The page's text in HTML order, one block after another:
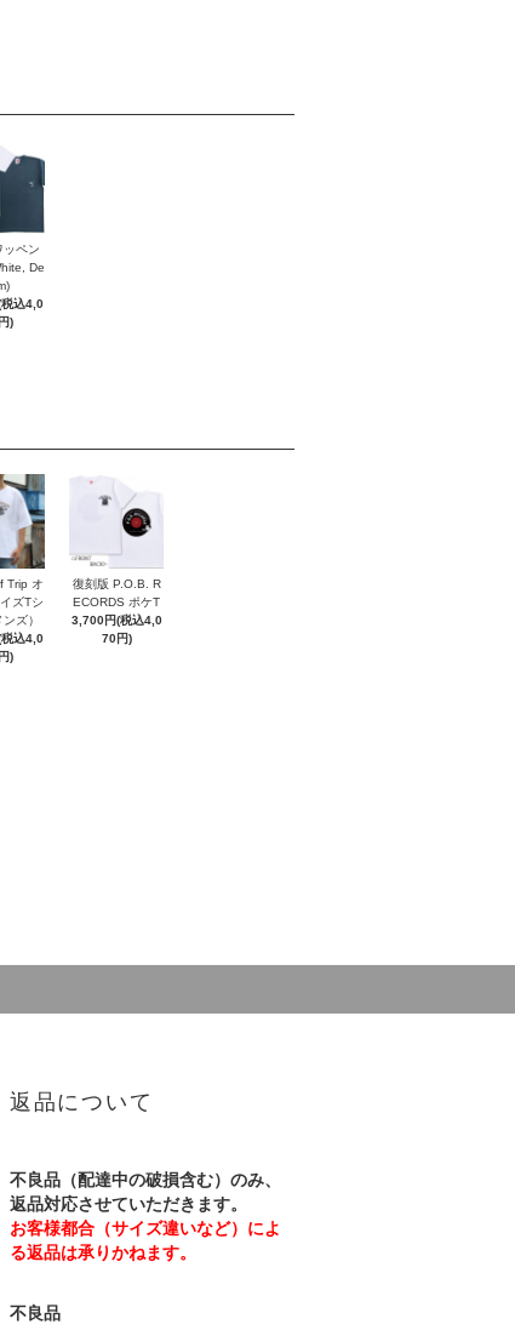
ッペン
De
込4,0
)
Trip オ
ズTシ
ズ）
込4,0
)
復刻版 P.O.B. R
ECORDS ポケT
3,700円(税込4,0
70円)
返品について
不良品（配達中の破損含む）のみ、
返品対応させていただきます。
お客様都合（サイズ違いなど）によ
る返品は承りかねます。
不良品